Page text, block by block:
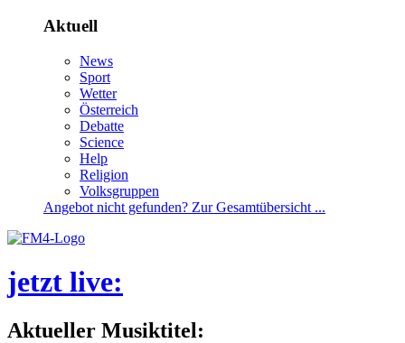
Aktuell
News
Sport
Wetter
Österreich
Debatte
Science
Help
Religion
Volksgruppen
Angebotnichtgefunden?ZurGesamtübersicht...
jetztlive:
AktuellerMusiktitel: